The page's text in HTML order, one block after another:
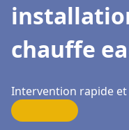
chauffe
Intervention rapide et